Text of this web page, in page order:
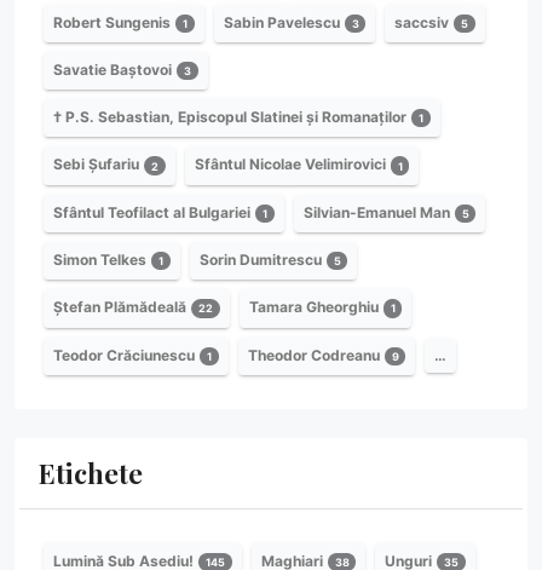
Robert Sungenis 1 Sabin Pavelescu 3 saccsiv 5
Savatie Baștovoi 3
† P.S. Sebastian, Episcopul Slatinei și Romanaților 1
Sebi Șufariu 2 Sfântul Nicolae Velimirovici 1
Sfântul Teofilact al Bulgariei 1 Silvian-Emanuel Man 5
Simon Telkes 1 Sorin Dumitrescu 5
Ștefan Plămădeală 22 Tamara Gheorghiu 1
Teodor Crăciunescu 1 Theodor Codreanu 9 …
Etichete
Lumină Sub Asediu! 145 Maghiari 38 Unguri 35